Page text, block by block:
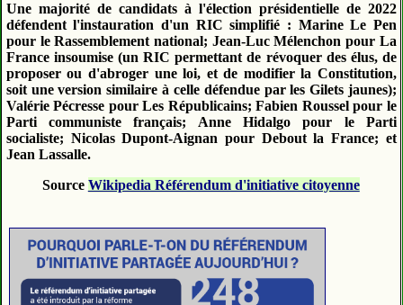
Une majorité de candidats à l'élection présidentielle de 2022
défendent l'instauration d'un RIC simplifié : Marine Le Pen
pour le Rassemblement national; Jean-Luc Mélenchon pour La
France insoumise (un RIC permettant de révoquer des élus, de
proposer ou d'abroger une loi, et de modifier la Constitution,
soit une version similaire à celle défendue par les Gilets jaunes);
Valérie Pécresse pour Les Républicains; Fabien Roussel pour le
Parti communiste français; Anne Hidalgo pour le Parti
socialiste; Nicolas Dupont-Aignan pour Debout la France; et
Jean Lassalle.
Source Wikipedia Référendum d'initiative citoyenne